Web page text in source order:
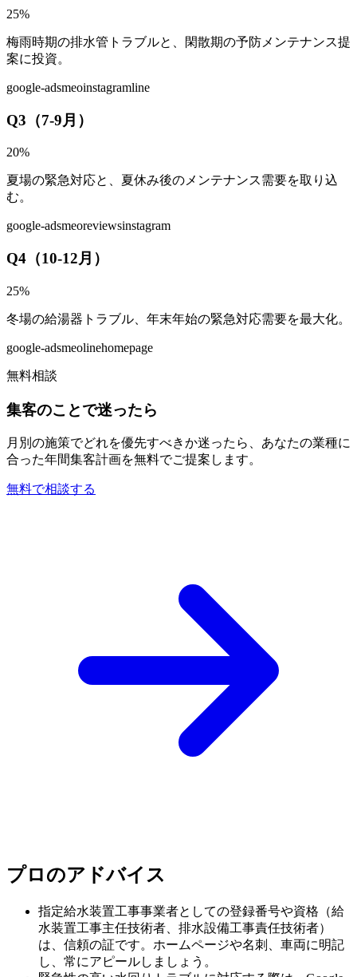
25%
梅雨時期の排水管トラブルと、閑散期の予防メンテナンス提
案に投資。
google-adsmeoinstagramline
Q3（7-9月）
20%
夏場の緊急対応と、夏休み後のメンテナンス需要を取り込
む。
google-adsmeoreviewsinstagram
Q4（10-12月）
25%
冬場の給湯器トラブル、年末年始の緊急対応需要を最大化。
google-adsmeolinehomepage
無料相談
集客のことで迷ったら
月別の施策でどれを優先すべきか迷ったら、あなたの業種に
合った年間集客計画を無料でご提案します。
無料で相談する
プロのアドバイス
指定給水装置工事事業者としての登録番号や資格（給
水装置工事主任技術者、排水設備工事責任技術者）
は、信頼の証です。ホームページや名刺、車両に明記
し、常にアピールしましょう。